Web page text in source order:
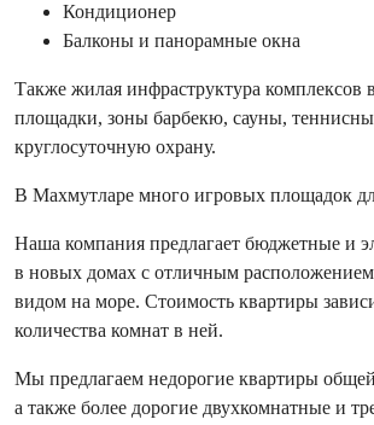
Кондиционер
Балконы и панорамные окна
Также жилая инфраструктура комплексов
площадки, зоны барбекю, сауны,
круглосуточную охрану.
В Махмутларе много игровых площадок
Наша компания предлагает бюджетные и
в новых домах с отличным
видом на море. Стоимость квартиры
количества комнат в ней.
Мы предлагаем недорогие квартиры
а также более дорогие двухкомнатные и